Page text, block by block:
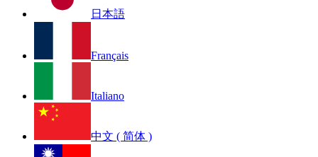
日本語
Français
Italiano
中文 ( 简体 )